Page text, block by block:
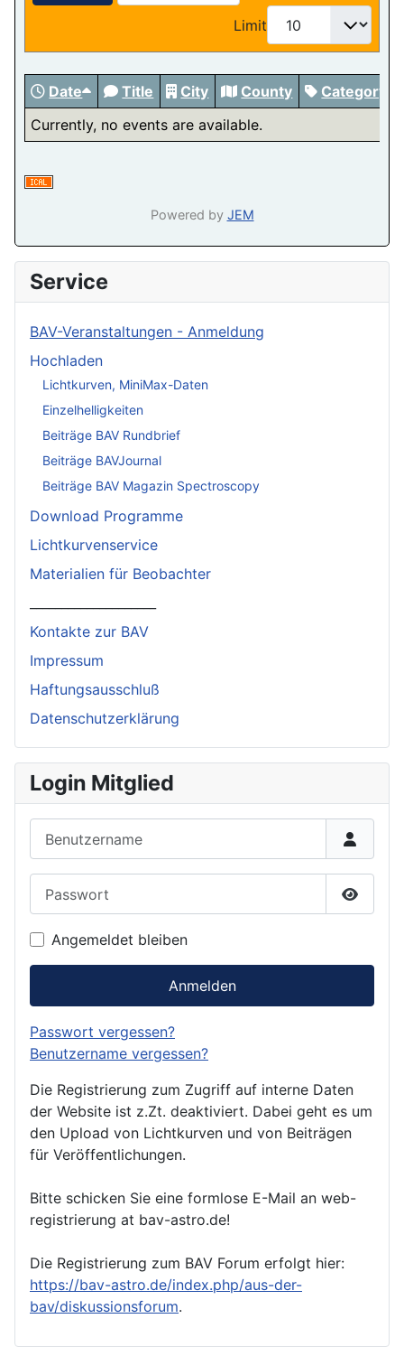
Limit
Date Title City County
Category
Currently, no events are available.
Powered by JEM
Service
BAV-Veranstaltungen - Anmeldung
Hochladen
Lichtkurven, MiniMax-Daten
Einzelhelligkeiten
Beiträge BAV Rundbrief
Beiträge BAVJournal
Beiträge BAV Magazin Spectroscopy
Download Programme
Lichtkurvenservice
Materialien für Beobachter
Kontakte zur BAV
Impressum
Haftungsausschluß
Datenschutzerklärung
Login Mitglied
Angemeldet bleiben
Anmelden
Passwort vergessen?
Benutzername vergessen?
Die Registrierung zum Zugriff auf interne Daten
der Website ist z.Zt. deaktiviert. Dabei geht es um
den Upload von Lichtkurven und von Beiträgen
für Veröffentlichungen.
Bitte schicken Sie eine formlose E-Mail an web-
registrierung at bav-astro.de!
Die Registrierung zum BAV Forum erfolgt hier:
https://bav-astro.de/index.php/aus-der-
bav/diskussionsforum.